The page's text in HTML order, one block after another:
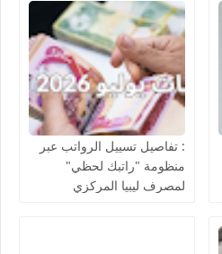
: تفاصيل تسييل الرواتب عبر
منظومة "راتبك لحظي"
لمصرف ليبيا المركزي